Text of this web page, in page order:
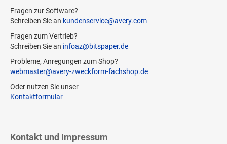
Fragen zur Software?
Schreiben Sie an kundenservice@avery.com
Fragen zum Vertrieb?
Schreiben Sie an infoaz@bitspaper.de
Probleme, Anregungen zum Shop?
webmaster@avery-zweckform-fachshop.de
Oder nutzen Sie unser
Kontaktformular
Kontakt und Impressum